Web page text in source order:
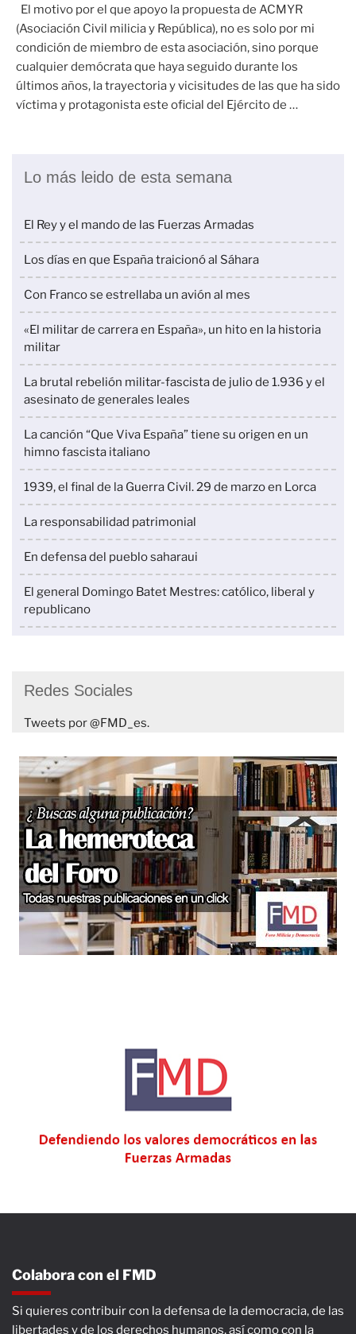
El motivo por el que apoyo la propuesta de ACMYR
(Asociación Civil milicia y República), no es solo por mi
condición de miembro de esta asociación, sino porque
cualquier demócrata que haya seguido durante los
últimos años, la trayectoria y vicisitudes de las que ha sido
víctima y protagonista este oficial del Ejército de …
Lo más leido de esta semana
El Rey y el mando de las Fuerzas Armadas
Los días en que España traicionó al Sáhara
Con Franco se estrellaba un avión al mes
«El militar de carrera en España», un hito en la historia
militar
La brutal rebelión militar-fascista de julio de 1.936 y el
asesinato de generales leales
La canción “Que Viva España” tiene su origen en un
himno fascista italiano
1939, el final de la Guerra Civil. 29 de marzo en Lorca
La responsabilidad patrimonial
En defensa del pueblo saharaui
El general Domingo Batet Mestres: católico, liberal y
republicano
Redes Sociales
Tweets por @FMD_es.
Colabora con el FMD
Si quieres contribuir con la defensa de la democracia, de las
libertades y de los derechos humanos, así como con la